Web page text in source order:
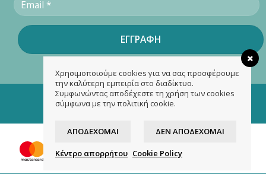
Copyright 2026 ©doubletrouble.gr
Designed & developed by
Χρησιμοποιούμε cookies για να σας προσφέρουμε
την καλύτερη εμπειρία στο διαδίκτυο.
Συμφωνώντας αποδέχεστε τη χρήση των cookies
σύμφωνα με την πολιτική cookie.
ΑΠΟΔΈΧΟΜΑΙ ΔΕΝ ΑΠΟΔΈΧΟΜΑΙ
Κέντρο απορρήτου Cookie Policy